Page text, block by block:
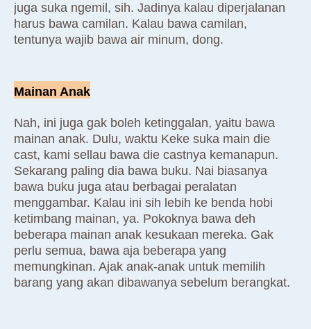
juga suka ngemil, sih. Jadinya kalau diperjalanan
harus bawa camilan. Kalau bawa camilan,
tentunya wajib bawa air minum, dong.
Mainan Anak
Nah, ini juga gak boleh ketinggalan, yaitu bawa
mainan anak. Dulu, waktu Keke suka main die
cast, kami sellau bawa die castnya kemanapun.
Sekarang paling dia bawa buku. Nai biasanya
bawa buku juga atau berbagai peralatan
menggambar. Kalau ini sih lebih ke benda hobi
ketimbang mainan, ya. Pokoknya bawa deh
beberapa mainan anak kesukaan mereka. Gak
perlu semua, bawa aja beberapa yang
memungkinan. Ajak anak-anak untuk memilih
barang yang akan dibawanya sebelum berangkat.